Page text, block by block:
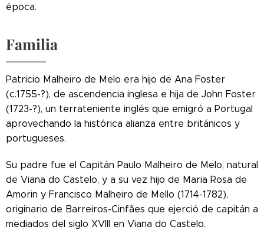
época.
Familia
Patricio Malheiro de Melo era hijo de Ana Foster
(c.1755-?), de ascendencia inglesa e hija de John Foster
(1723-?), un terrateniente inglés que emigró a Portugal
aprovechando la histórica alianza entre británicos y
portugueses.
Su padre fue el Capitán Paulo Malheiro de Melo, natural
de Viana do Castelo, y a su vez hijo de Maria Rosa de
Amorin y Francisco Malheiro de Mello (1714-1782),
originario de Barreiros-Cinfães que ejerció de capitán a
mediados del siglo XVIII en Viana do Castelo.